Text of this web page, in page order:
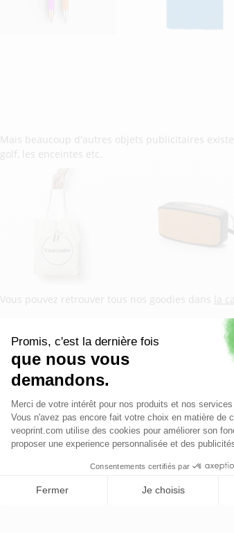
Mais beaucoup d'autres objets publicitaires
golf, les enceintes etc.
Vous pouvez retrouver tous nos goodies dans la
En savoir plus sur les goodies
Si vous voulez en apprendre plus sur les goodies,
Les objets publicitaire vs le cadeau d'entreprise
Les différents types d'impression pour goodies